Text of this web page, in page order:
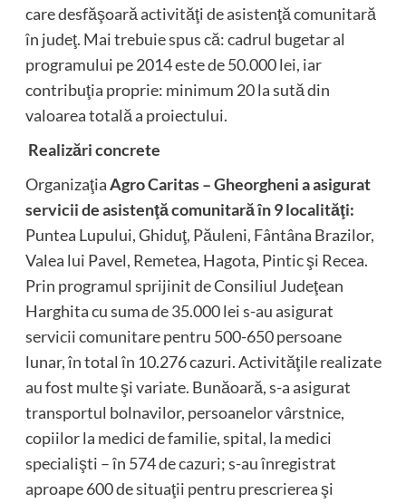
care desfăşoară activităţi de asistenţă comunitară
în judeţ. Mai trebuie spus că: cadrul bugetar al
programului pe 2014 este de 50.000 lei, iar
contribuţia proprie: minimum 20 la sută din
valoarea totală a proiectului.
Realizări concrete
OrganizaţiaAgro Caritas – Gheorgheni a asigurat
servicii de asistenţă comunitară în 9 localităţi:
Puntea Lupului, Ghiduţ, Păuleni, Fântâna Brazilor,
Valea lui Pavel, Remetea, Hagota, Pintic şi Recea.
Prin programul sprijinit de Consiliul Judeţean
Harghita cu suma de 35.000 lei s-au asigurat
servicii comunitare pentru 500-650 persoane
lunar, în total în 10.276 cazuri. Activităţile realizate
au fost multe şi variate. Bunăoară, s-a asigurat
transportul bolnavilor, persoanelor vârstnice,
copiilor la medici de familie, spital, la medici
specialişti – în 574 de cazuri; s-au înregistrat
aproape 600 de situaţii pentru prescrierea şi